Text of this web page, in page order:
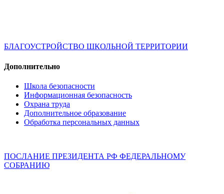
БЛАГОУСТРОЙСТВО ШКОЛЬНОЙ ТЕРРИТОРИИ
Дополнительно
Школа безопасности
Информационная безопасность
Охрана труда
Дополнительное образование
Обработка персональных данных
ПОСЛАНИЕ ПРЕЗИДЕНТА РФ ФЕДЕРАЛЬНОМУ
СОБРАНИЮ